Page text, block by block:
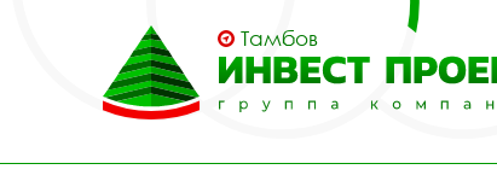
Тамбов